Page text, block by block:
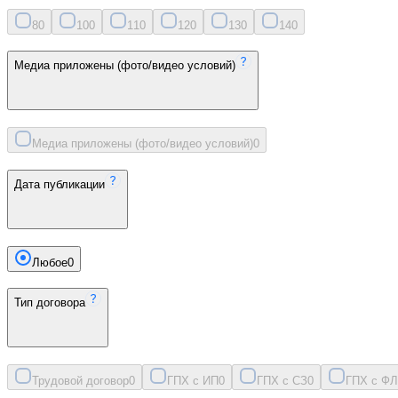
80 100 11 0 120 130 140
Медиа приложены (фото/видео условий)
Медиа приложены (фото/видео условий)0
Дата публикации
Любое0
Тип договора
Трудовой договор0 ГПХ с ИП0 ГПХ с СЗ0 ГПХ с ФЛ